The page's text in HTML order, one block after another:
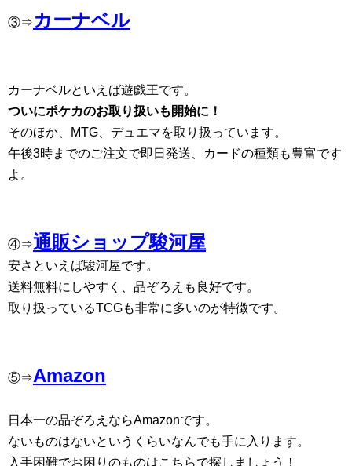
③⇒ カーナベル
カーナベルといえば遊戯王です。
ついにポケカのお取り扱いも開始に！
そのほか、MTG、デュエマを取り扱っています。
午後3時までのご注文で即日発送、カードの種類も豊富です
よ。
④⇒通販ショップ駿河屋
安さといえば駿河屋です。
送料無料にしやすく、品ぞろえも良好です。
取り扱っているTCGも非常に多いのが特徴です。
⑤⇒Amazon
日本一の品ぞろえならAmazonです。
ないものはないというくらいなんでも手に入ります。
入手困難でお困りのものはこちらで探しましょう！